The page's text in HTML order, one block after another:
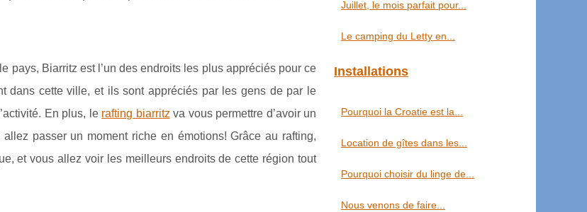
pays, Biarritz est l’un des endroits les plus appréciés pour ce
dans cette ville, et ils sont appréciés par les gens de par le
En plus, le rafting biarritz va vous permettre d’avoir un
passer un moment riche en émotions! Grâce au rafting,
et vous allez voir les meilleurs endroits de cette région tout
Juillet, le mois parfait pour...
Le camping du Letty en...
Installations
Pourquoi la Croatie est la...
Location de gîtes dans les...
Pourquoi choisir du linge de...
Nous venons de faire...